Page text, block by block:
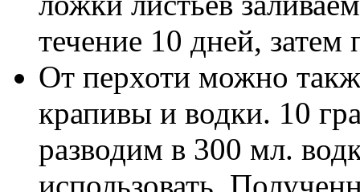
течение 10 дней,
От перхоти можно
крапивы и водки. 10
разводим в 300 мл.
использовать.